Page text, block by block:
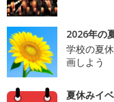
2026年の
学校の夏
画しよう
夏休みイ